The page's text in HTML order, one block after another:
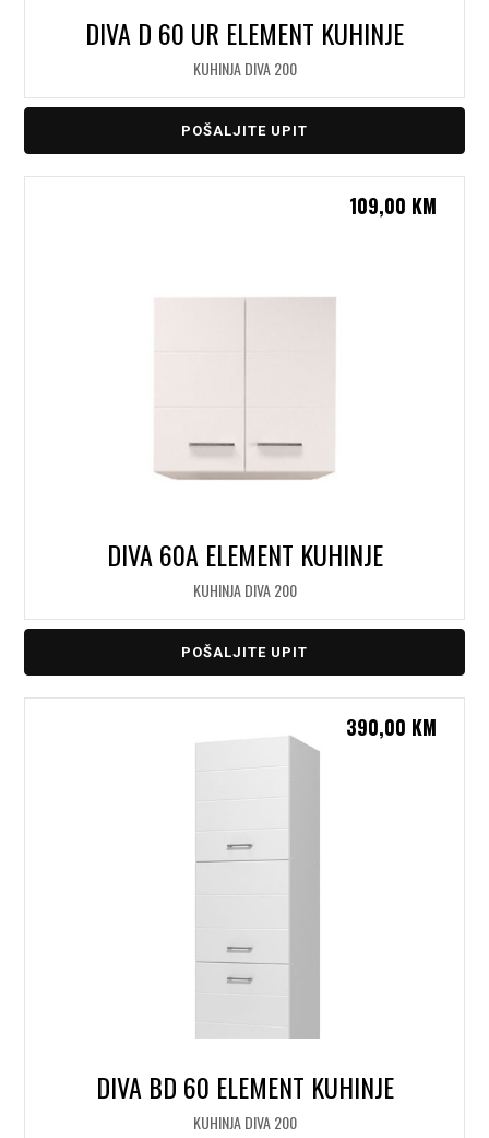
DIVA D 60 UR ELEMENT KUHINJE
KUHINJA DIVA 200
POŠALJITE UPIT
DIVA 60A ELEMENT KUHINJE
KUHINJA DIVA 200
109,00 KM
POŠALJITE UPIT
DIVA BD 60 ELEMENT KUHINJE
KUHINJA DIVA 200
390,00 KM